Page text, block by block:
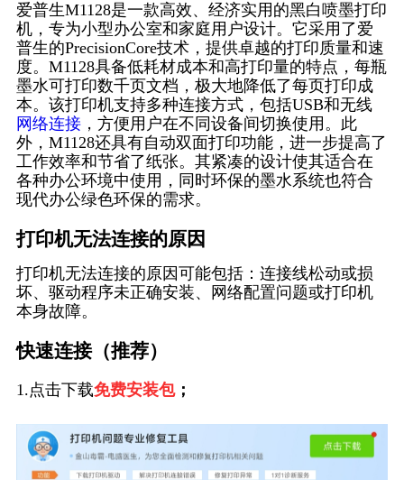
爱普生M1128是一款高效、经济实用的黑白喷墨打印
机，专为小型办公室和家庭用户设计。它采用了爱
普生的PrecisionCore技术，提供卓越的打印质量和速
度。M1128具备低耗材成本和高打印量的特点，每瓶
墨水可打印数千页文档，极大地降低了每页打印成
本。该打印机支持多种连接方式，包括USB和无线
网络连接，方便用户在不同设备间切换使用。此
外，M1128还具有自动双面打印功能，进一步提高了
工作效率和节省了纸张。其紧凑的设计使其适合在
各种办公环境中使用，同时环保的墨水系统也符合
现代办公绿色环保的需求。
打印机无法连接的原因
打印机无法连接的原因可能包括：连接线松动或损
坏、驱动程序未正确安装、网络配置问题或打印机
本身故障。
快速连接（推荐）
1.点击下载免费安装包；